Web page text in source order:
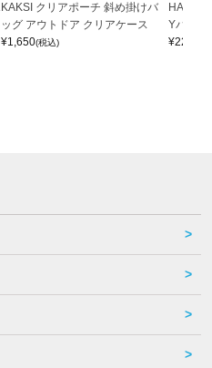
KAKSI クリアポーチ 斜め掛けバ
ッグ アウトドア クリアケース
¥1,650(税込)
Yバッグ
¥22,000